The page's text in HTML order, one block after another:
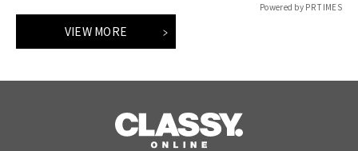
Powered by PR TIMES
VIEW MORE